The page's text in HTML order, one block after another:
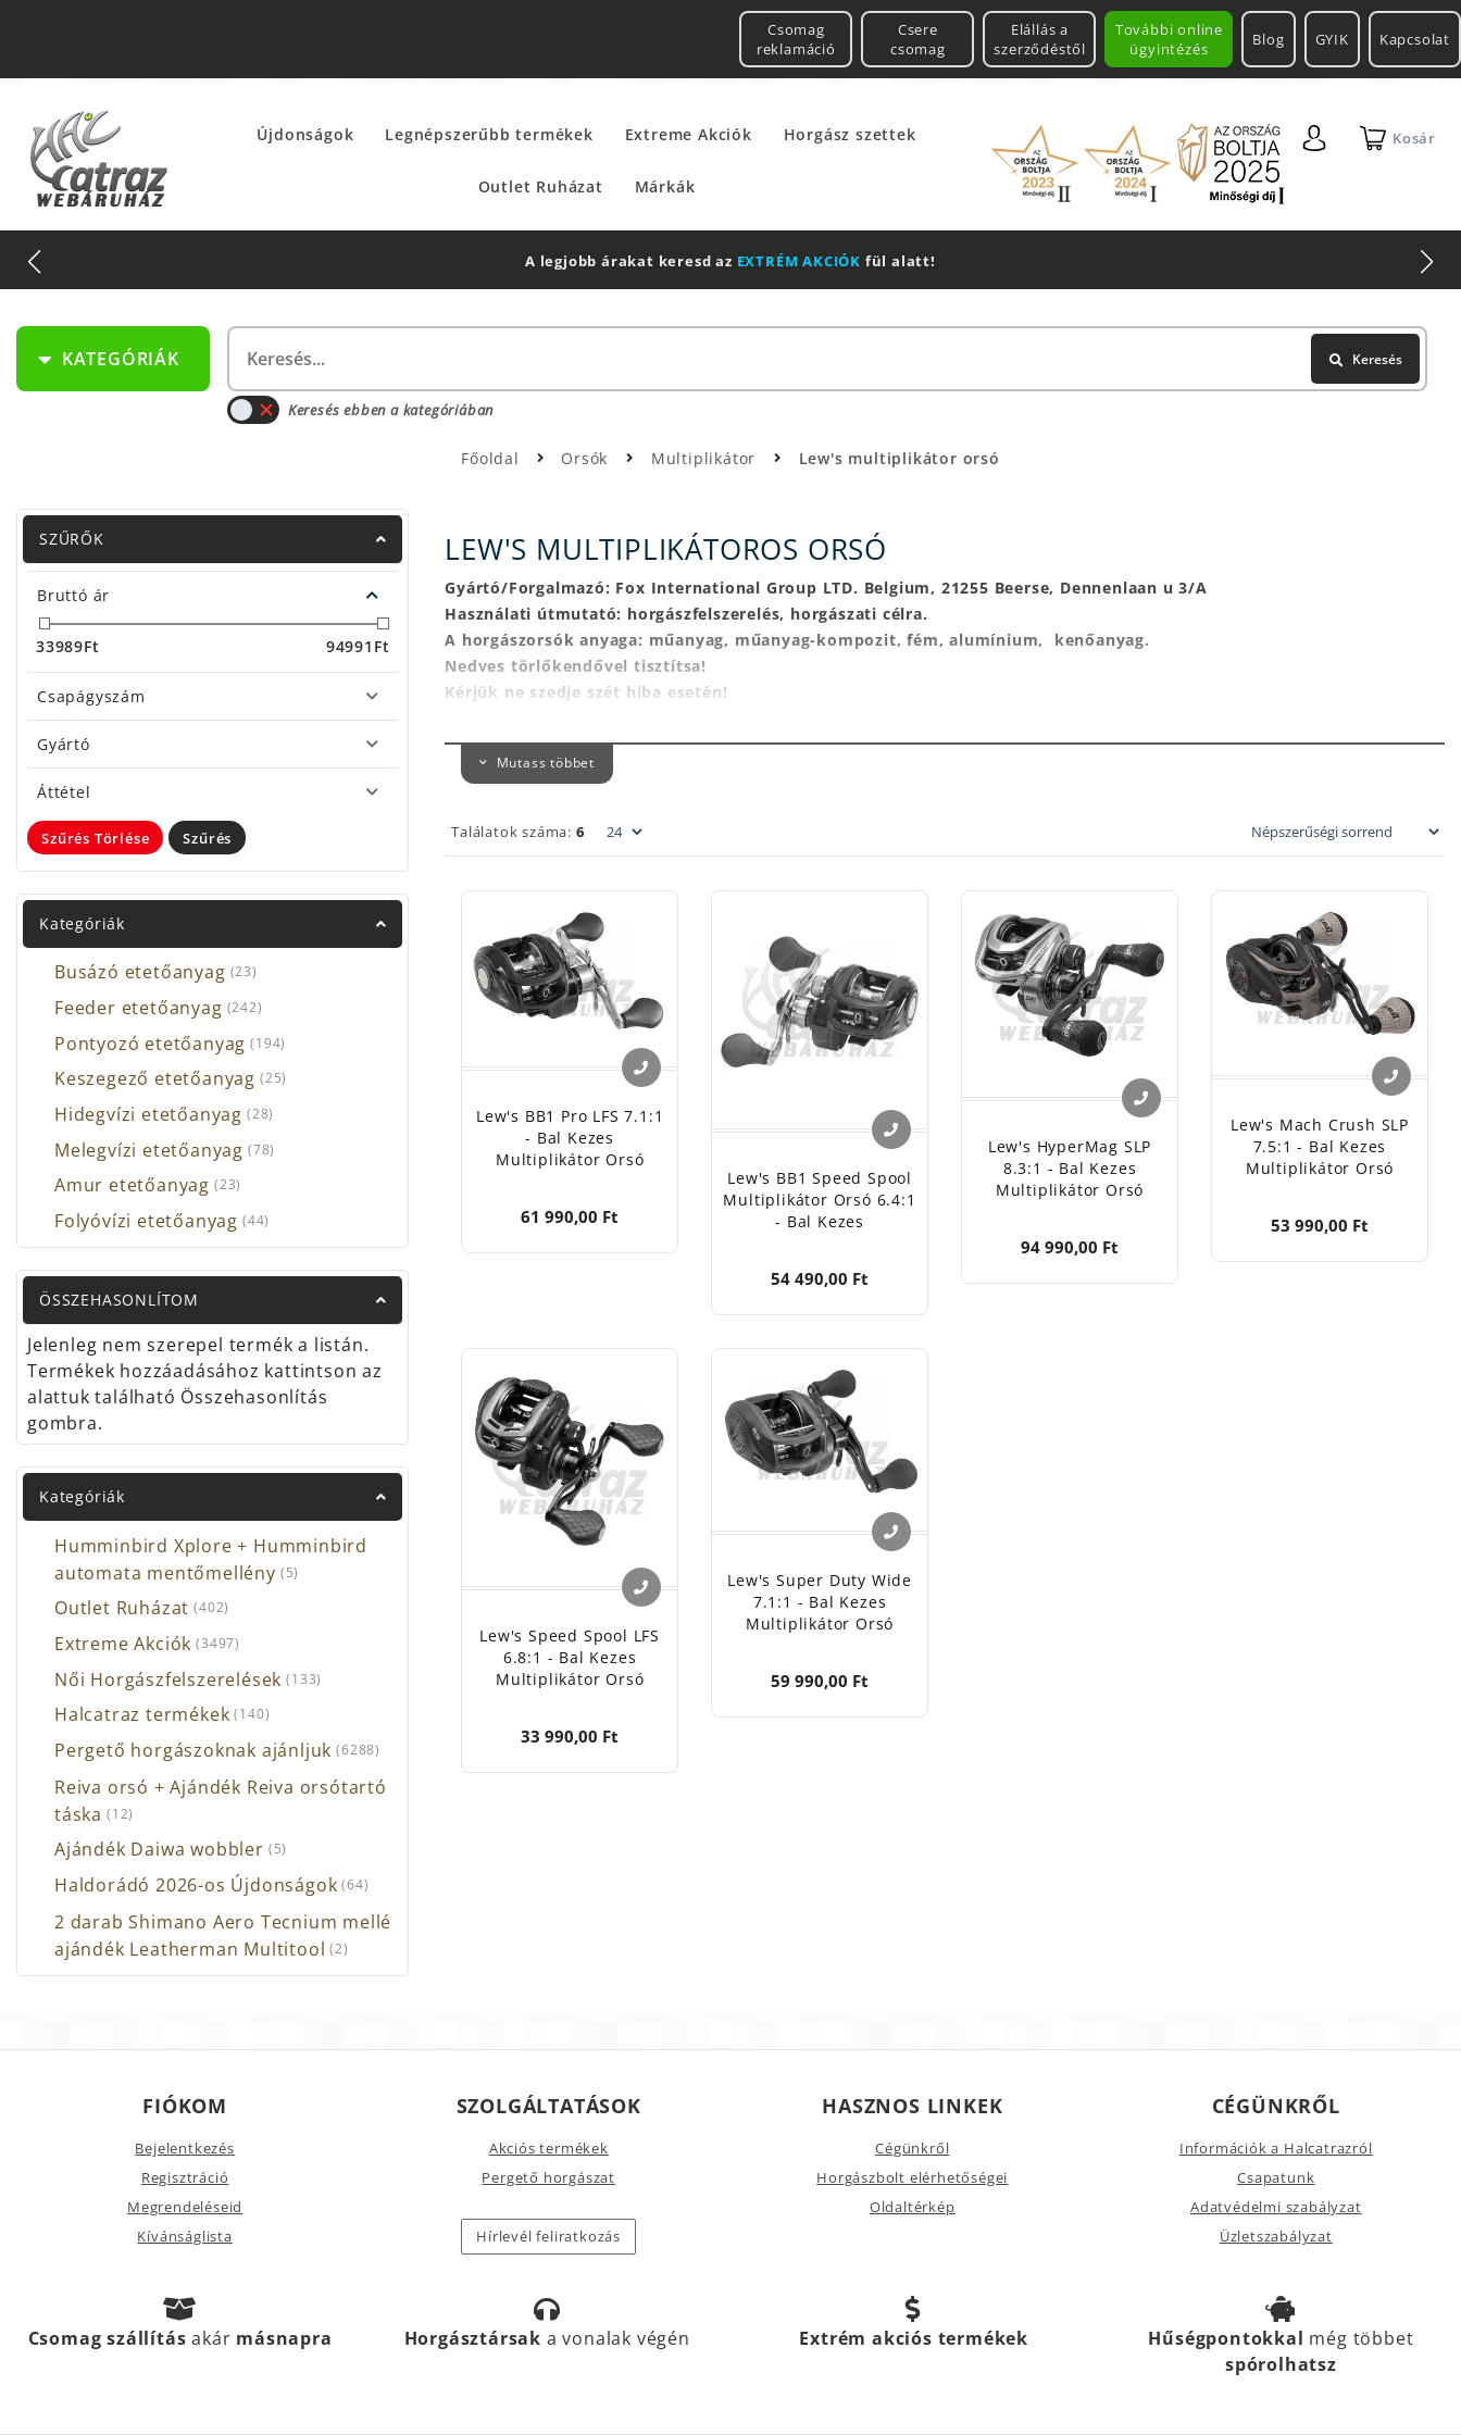
További online
ügyintézés
Csomag
reklamáció
Csere
csomag
Elállás a
szerződéstől
Blog GYIK Kapcsolat
Újdonságok Legnépszerűbb termékek Extreme Akciók Horgász szettek
Outlet Ruházat Márkák
Kosár
A legjobb árakat keresd az EXTRÉM AKCIÓK fül alatt!
KATEGÓRIÁK Keresés
Keresés ebben a kategóriában
Főoldal Orsók Multiplikátor Lew's multiplikátor orsó
SZŰRŐK
Bruttó ár
33989Ft Ft
94991
Csapágyszám
Gyártó
Áttétel
Szűrés Törlése Szűrés
Kategóriák
Busázó etetőanyag (23)
Feeder etetőanyag (242)
Pontyozó etetőanyag (194)
Keszegező etetőanyag (25)
Hidegvízi etetőanyag (28)
Melegvízi etetőanyag (78)
Amur etetőanyag (23)
Folyóvízi etetőanyag (44)
ÖSSZEHASONLÍTOM
Jelenleg nem szerepel termék a listán.
Termékek hozzáadásához kattintson az
alattuk található Összehasonlítás
gombra.
Kategóriák
Humminbird Xplore + Humminbird
automata mentőmellény (5)
Outlet Ruházat (402)
Extreme Akciók (3497)
Női Horgászfelszerelések (133)
Halcatraz termékek (140)
Pergető horgászoknak ajánljuk (6288)
Reiva orsó + Ajándék Reiva orsótartó
táska (12)
Ajándék Daiwa wobbler (5)
Haldorádó 2026-os Újdonságok (64)
2 darab Shimano Aero Tecnium mellé
ajándék Leatherman Multitool (2)
LEW'S MULTIPLIKÁTOROS ORSÓ
Gyártó/Forgalmazó: Fox International Group LTD. Belgium, 21255 Beerse, Dennenlaan u 3/A
Használati útmutató: horgászfelszerelés, horgászati célra.
A horgászorsók anyaga: műanyag, műanyag-kompozit, fém, alumínium, kenőanyag.
Nedves törlőkendővel tisztítsa!
Kérjük ne szedje szét hiba esetén!
Az horgász orsó felkapókarját minden esetben kézzel váltsa át!
A horgász orsó zsinórtárolásra használható, nem erőátvitelre!
Mutass többet
Találatok száma: 6
Lew's BB1 Pro LFS 7.1:1
- Bal Kezes
Multiplikátor Orsó
61 990,00 Ft
Lew's BB1 Speed Spool
Multiplikátor Orsó 6.4:1
- Bal Kezes
54 490,00 Ft
Lew's HyperMag SLP
8.3:1 - Bal Kezes
Multiplikátor Orsó
94 990,00 Ft
Lew's Mach Crush SLP
7.5:1 - Bal Kezes
Multiplikátor Orsó
53 990,00 Ft
Lew's Speed Spool LFS
6.8:1 - Bal Kezes
Multiplikátor Orsó
33 990,00 Ft
Lew's Super Duty Wide
7.1:1 - Bal Kezes
Multiplikátor Orsó
59 990,00 Ft
FIÓKOM
Bejelentkezés
Regisztráció
Megrendeléseid
Kívánságlista
SZOLGÁLTATÁSOK
Akciós termékek
Pergető horgászat
Hírlevél feliratkozás
HASZNOS LINKEK
Cégünkről
Horgászbolt elérhetőségei
Oldaltérkép
CÉGÜNKRŐL
Információk a Halcatrazról
Csapatunk
Adatvédelmi szabályzat
Üzletszabályzat
Csomag szállításakár másnapra Horgásztársak a vonalak végén Extrém akciós termékek Hűségpontokkal még többet
spórolhatsz